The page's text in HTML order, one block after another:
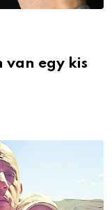
van egy kis